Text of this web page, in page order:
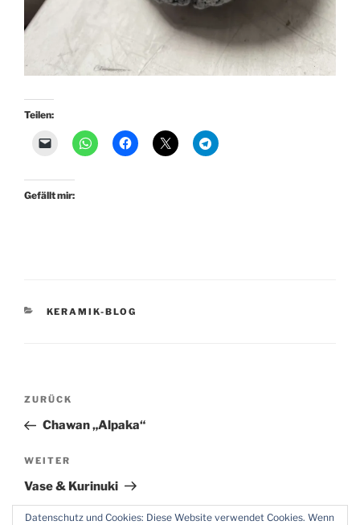
Teilen:
Gefällt mir:
KATEGORIEN
KERAMIK-BLOG
Beitragsnavigation
Vorheriger
Beitrag
ZURÜCK
Chawan „Alpaka“
Nächster
Beitrag
WEITER
Vase & Kurinuki
Datenschutz und Cookies: Diese Website verwendet Cookies. Wenn